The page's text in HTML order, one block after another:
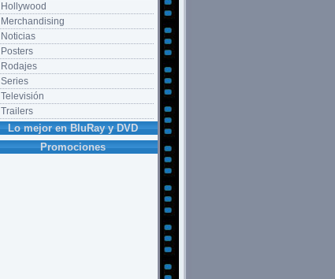
Hollywood
Merchandising
Noticias
Posters
Rodajes
Series
Televisión
Trailers
Lo mejor en BluRay y DVD
Promociones